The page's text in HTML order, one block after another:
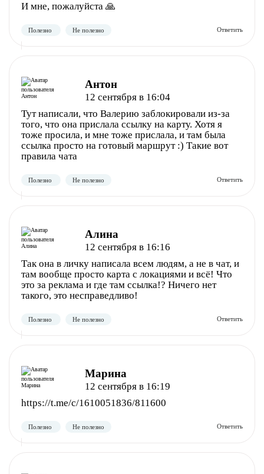
И мне, пожалуйста 🙏
Антон
12 сентября в 16:04
Тут написали, что Валерию заблокировали из-за
того, что она прислала ссылку на карту. Хотя я
тоже просила, и мне тоже прислала, и там была
ссылка просто на готовый маршрут :) Такие вот
правила чата
Алина
12 сентября в 16:16
Так она в личку написала всем людям, а не в чат, и
там вообще просто карта с локациями и всё! Что
это за реклама и где там ссылка!? Ничего нет
такого, это несправедливо!
Марина
12 сентября в 16:19
https://t.me/c/1610051836/811600